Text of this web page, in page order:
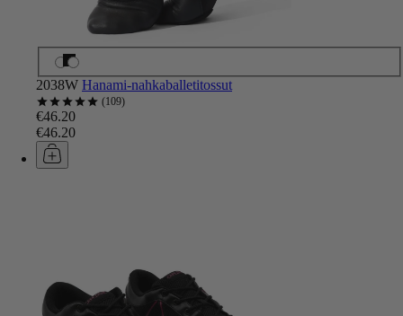
2038W Hanami-nahkaballetitossut
109
€46.20
€46.20